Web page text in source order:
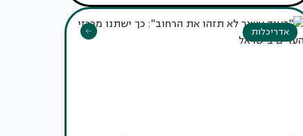
אדריכלות